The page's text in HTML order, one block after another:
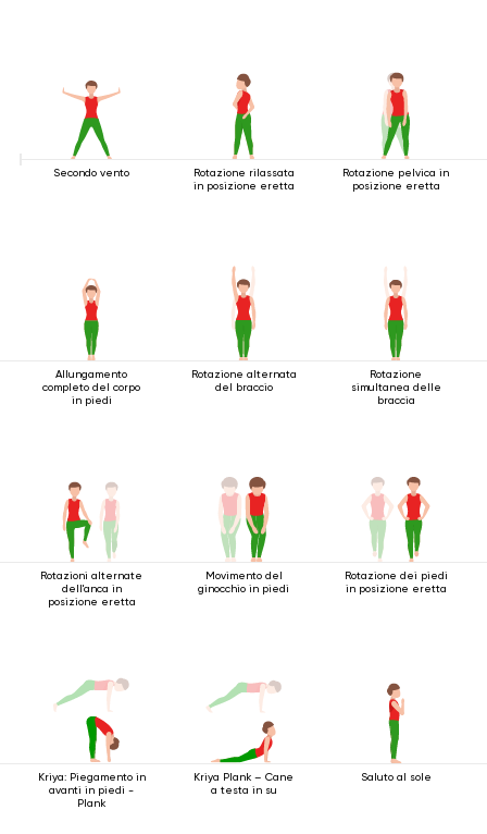
Secondo vento
Rotazione rilassata
in posizione eretta
Rotazione pelvica in
posizione eretta
Allungamento
completo del corpo
in piedi
Rotazione alternata
del braccio
Rotazione
simultanea delle
braccia
Rotazioni alternate
dell'anca in
posizione eretta
Movimento del
ginocchio in piedi
Rotazione dei piedi
in posizione eretta
Kriya: Piegamento in
avanti in piedi -
Plank
Kriya Plank – Cane
a testa in su
Saluto al sole